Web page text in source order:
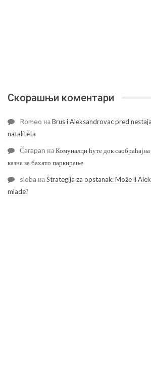
Скорашњи коментари
Romeo наBrus i Aleksandrovac pred
nataliteta
Čarapan наКомуналци ћуте док
казне за бахато паркирање
sloba наStrategija za opstanak: Može li
mlade?